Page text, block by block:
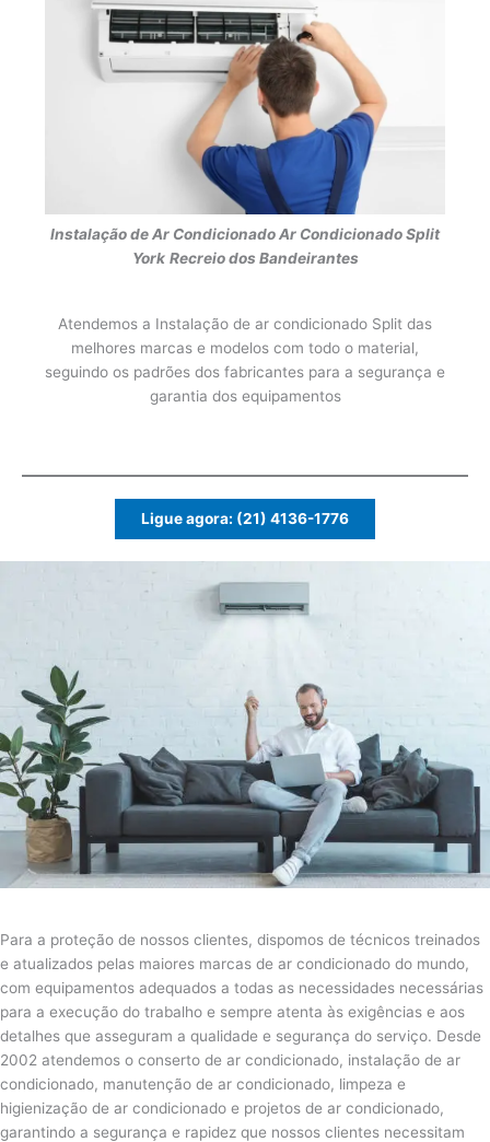
Instalação de Ar CondicionadoAr Condicionado Split
York Recreio dos Bandeirantes
Atendemos a Instalação de ar condicionado Split das
melhores marcas e modelos com todo o material,
seguindo os padrões dos fabricantes para a segurança e
garantia dos equipamentos
Ligue agora: (21) 4136-1776
Para a proteção de nossos clientes, dispomos de técnicos treinados
e atualizados pelas maiores marcas de ar condicionado do mundo,
com equipamentos adequados a todas as necessidades necessárias
para a execução do trabalho e sempre atenta às exigências e aos
detalhes que asseguram a qualidade e segurança do serviço. Desde
2002 atendemos o conserto de ar condicionado, instalação de ar
condicionado, manutenção de ar condicionado, limpeza e
higienização de ar condicionado e projetos de ar condicionado,
garantindo a segurança e rapidez que nossos clientes necessitam